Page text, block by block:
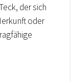
der sich
oder